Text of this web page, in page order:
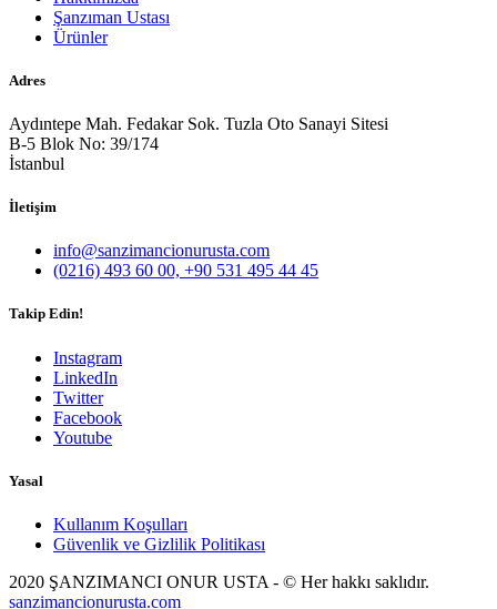
Şanzıman Ustası
Ürünler
Adres
Aydıntepe Mah. Fedakar Sok. Tuzla Oto Sanayi Sitesi
B-5 Blok No: 39/174
İstanbul
İletişim
info@sanzimancionurusta.com
(0216) 493 60 00, +90 531 495 44 45
Takip Edin!
Instagram
LinkedIn
Twitter
Facebook
Youtube
Yasal
Kullanım Koşulları
Güvenlik ve Gizlilik Politikası
2020 ŞANZIMANCI ONUR USTA - © Her hakkı saklıdır.
sanzimancionurusta.com